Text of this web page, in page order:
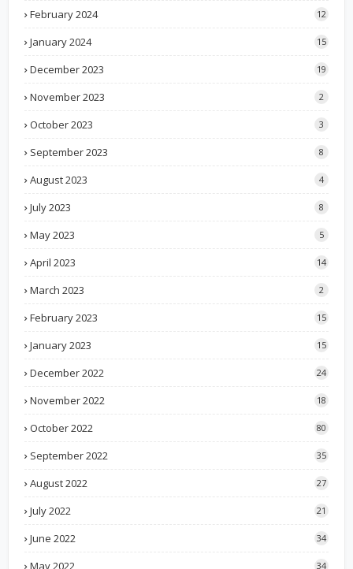
February 2024 12
January 2024 15
December 2023 19
November 2023 2
October 2023 3
September 2023 8
August 2023 4
July 2023 8
May 2023 5
April 2023 14
March 2023 2
February 2023 15
January 2023 15
December 2022 24
November 2022 18
October 2022 80
September 2022 35
August 2022 27
July 2022 21
June 2022 34
May 2022 34